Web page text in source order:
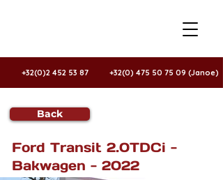
+32(0)2 452 53 87 +32(0) 475 50 75 09 (Janoe)
Back
Ford Transit 2.0TDCi -
Bakwagen - 2022